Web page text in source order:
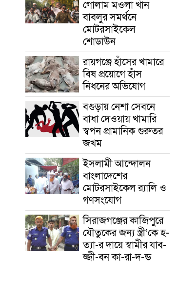
গোলাম মওলা খাঁন
বাবলুর সমর্থনে
মোটরসাইকেল
শোডাউন
রায়গঞ্জে হাঁসের খামারে
বিষ প্রয়োগে হাঁস
নিধনের অভিযোগ
বগুড়ায় নেশা সেবনে
বাধা দেওয়ায় খামারি
স্বপন প্রামানিক গুরুতর
জখম
ইসলামী আন্দোলন
বাংলাদেশের
মোটরসাইকেল র‍্যালি ও
গণসংযোগ
সিরাজগঞ্জের কাজিপুরে
যৌতুকের জন্য স্ত্রী’কে হ-
ত্যা-র দায়ে স্বামীর যাব-
জ্জী-বন কা-রা-দ-ন্ড